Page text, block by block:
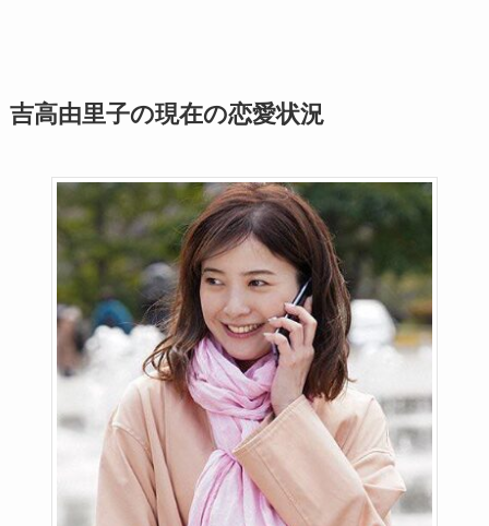
吉高由里子の現在の恋愛状況